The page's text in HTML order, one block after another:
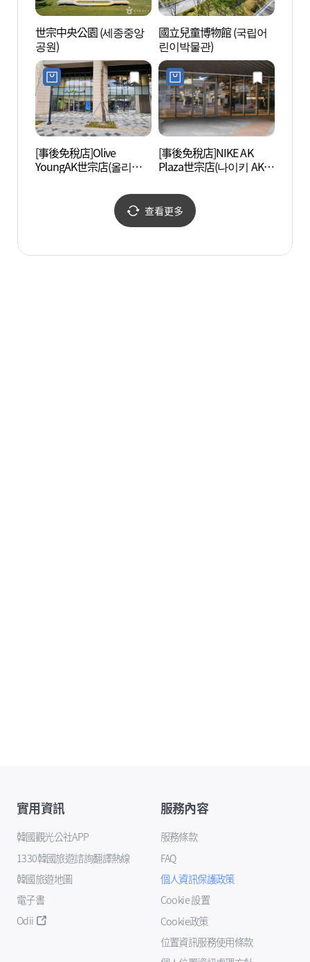
世宗中央公園 (세종중앙
공원)
國立兒童博物館 (국립어
린이박물관)
[事後免稅店]Olive
YoungAK世宗店(올리브
[事後免稅店]NIKE AK
Plaza世宗店(나이키 AK플
查看更多
實用資訊
韓國觀光公社APP
1330韓國旅遊諮詢翻譯熱線
韓國旅遊地圖
電子書
Odii
服務內容
服務條款
FAQ
個人資訊保護政策
Cookie 設置
Cookie政策
位置資訊服務使用條款